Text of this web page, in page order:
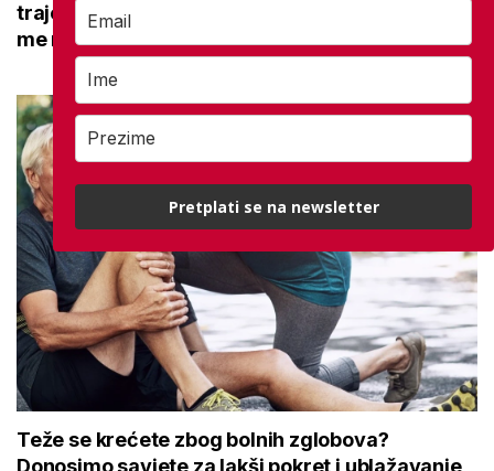
traje sat vremena: Bila sam na njemu, evo što
me naučio
Teže se krećete zbog bolnih zglobova?
Donosimo savjete za lakši pokret i ublažavanje
Pretplati se na newsletter